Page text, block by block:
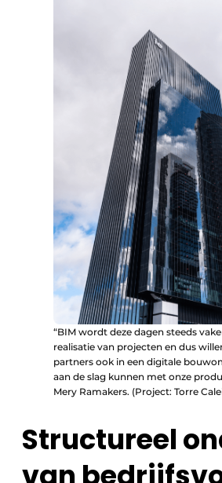
“BIM wordt deze dagen steeds
realisatie van projecten en dus
partners ook in een digitale
aan de slag kunnen met onze
Mery Ramakers. (Project: Torre
Structureel